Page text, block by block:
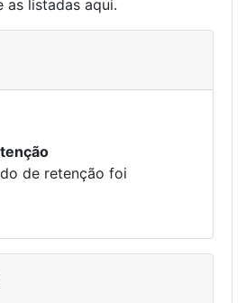
as listadas aqui.
de retenção foi